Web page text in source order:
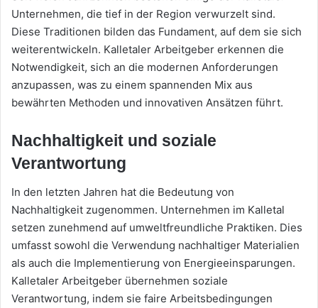
Unternehmen, die tief in der Region verwurzelt sind.
Diese Traditionen bilden das Fundament, auf dem sie sich
weiterentwickeln. Kalletaler Arbeitgeber erkennen die
Notwendigkeit, sich an die modernen Anforderungen
anzupassen, was zu einem spannenden Mix aus
bewährten Methoden und innovativen Ansätzen führt.
Nachhaltigkeit und soziale
Verantwortung
In den letzten Jahren hat die Bedeutung von
Nachhaltigkeit zugenommen. Unternehmen im Kalletal
setzen zunehmend auf umweltfreundliche Praktiken. Dies
umfasst sowohl die Verwendung nachhaltiger Materialien
als auch die Implementierung von Energieeinsparungen.
Kalletaler Arbeitgeber übernehmen soziale
Verantwortung, indem sie faire Arbeitsbedingungen